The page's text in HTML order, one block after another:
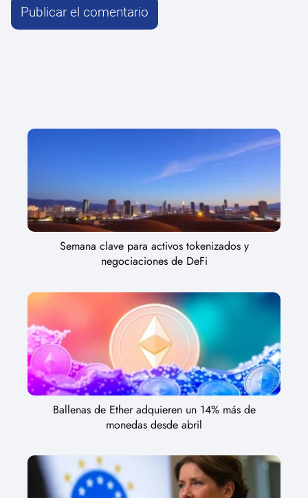
Semana clave para activos tokenizados y
negociaciones de DeFi
Ballenas de Ether adquieren un 14% más de
monedas desde abril